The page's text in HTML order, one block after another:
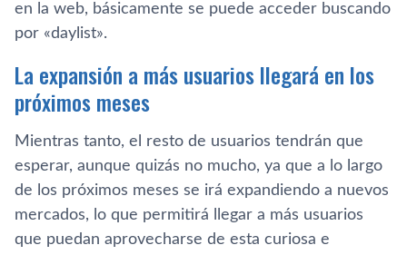
en la web, básicamente se puede acceder buscando
por «daylist».
La expansión a más usuarios llegará en los
próximos meses
Mientras tanto, el resto de usuarios tendrán que
esperar, aunque quizás no mucho, ya que a lo largo
de los próximos meses se irá expandiendo a nuevos
mercados, lo que permitirá llegar a más usuarios
que puedan aprovecharse de esta curiosa e